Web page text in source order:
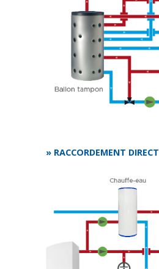
» RACCORDEMENT DIRECT